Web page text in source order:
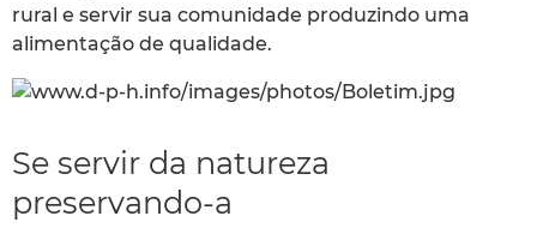
rural e servir sua comunidade produzindo uma
alimentação de qualidade.
Se servir da natureza
preservando-a